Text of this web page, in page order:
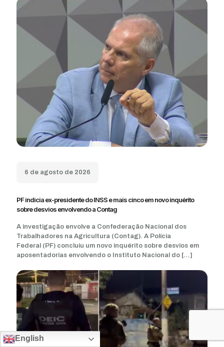
6 de agosto de 2026
PF indicia ex-presidente do INSS e mais cinco em novo inquérito
sobre desvios envolvendo a Contag
A investigação envolve a Confederação Nacional dos
Trabalhadores na Agricultura (Contag). A Polícia
Federal (PF) concluiu um novo inquérito sobre desvios em
aposentadorias envolvendo o Instituto Nacional do […]
English